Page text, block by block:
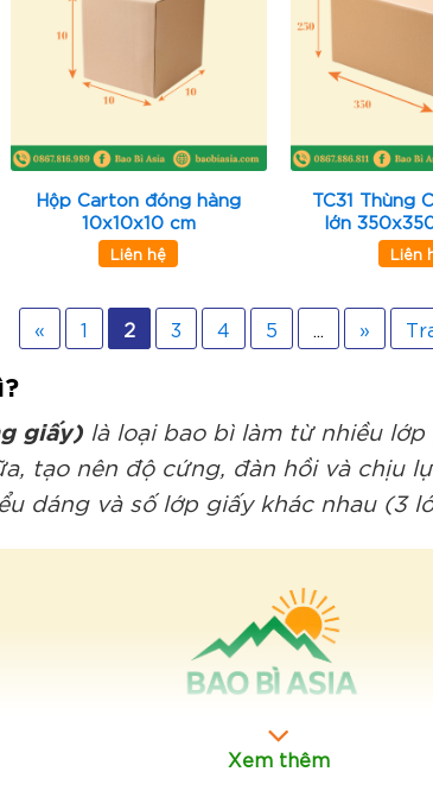
Hộp Carton đóng hàng
10x10x10 cm
Liên hệ
TC31 Thùng
lớn
Liên
« 1 2 3 4 5 »
giấy)là loại bao bì làm từ nhiều lớp
tạo nên độ cứng, đàn hồi và chịu
dáng và số lớp giấy khác nhau (3
Xem thêm